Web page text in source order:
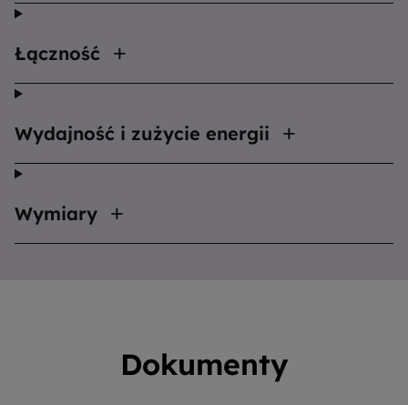
Łączność
Wydajność i zużycie energii
Wymiary
Dokumenty